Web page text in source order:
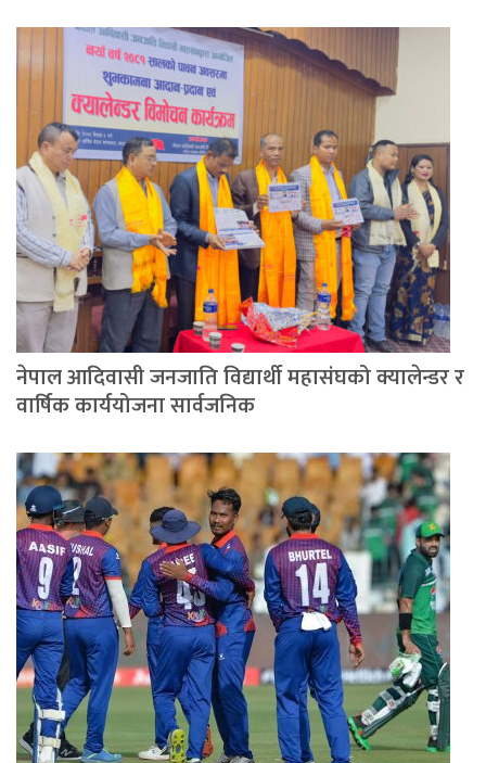
नेपाल आदिवासी जनजाति विद्यार्थी महासंघको क्यालेन्डर र
वार्षिक कार्ययोजना सार्वजनिक